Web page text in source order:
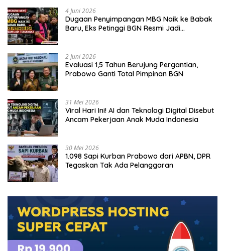
4 Juni 2026
Dugaan Penyimpangan MBG Naik ke Babak
Baru, Eks Petinggi BGN Resmi Jadi
2 Juni 2026
Evaluasi 1,5 Tahun Berujung Pergantian,
Prabowo Ganti Total Pimpinan BGN
31 Mei 2026
Viral Hari Ini! AI dan Teknologi Digital Disebut
Ancam Pekerjaan Anak Muda Indonesia
30 Mei 2026
1.098 Sapi Kurban Prabowo dari APBN, DPR
Tegaskan Tak Ada Pelanggaran